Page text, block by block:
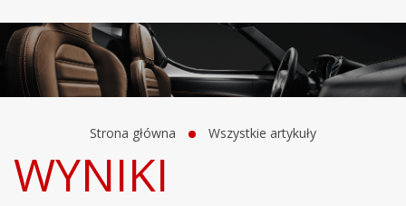
Strona główna Wszystkie artykuły
WYNIKI